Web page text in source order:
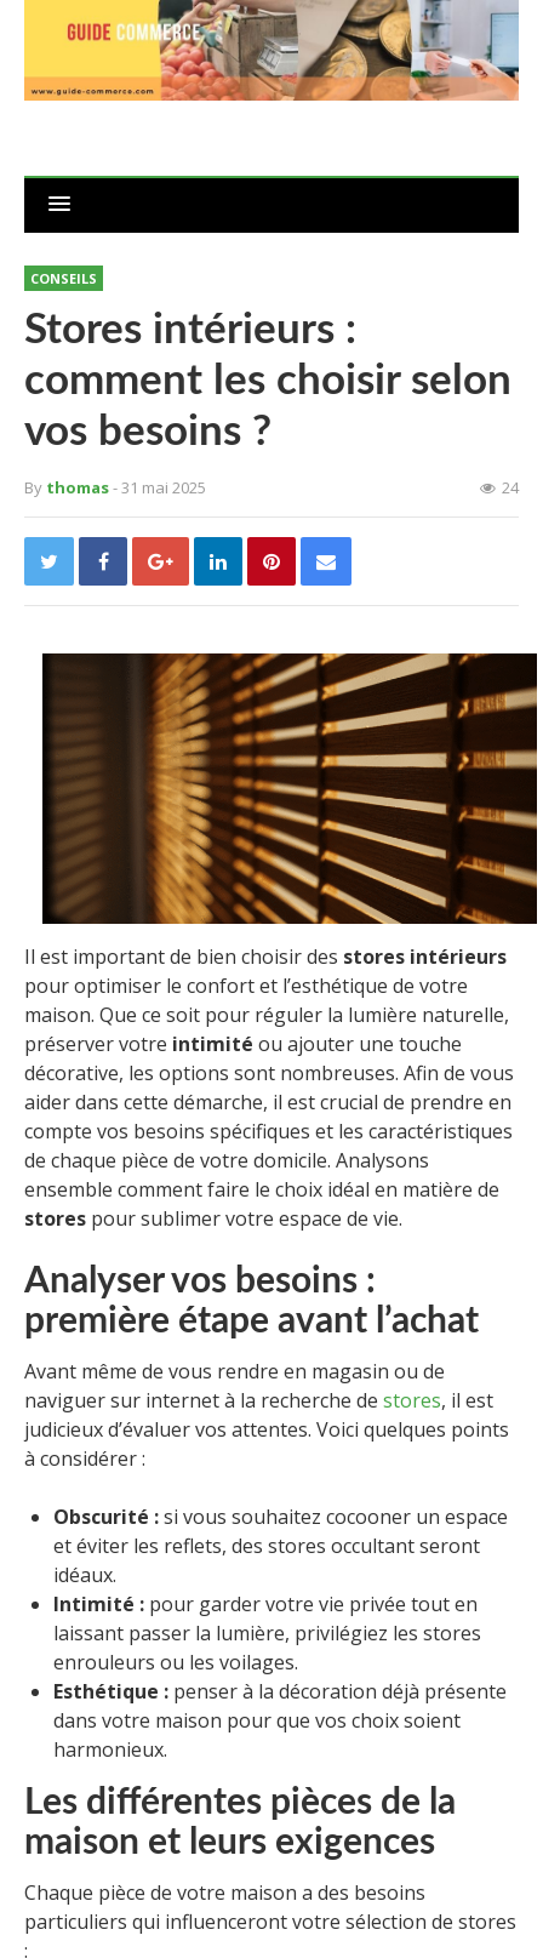
CONSEILS
Stores intérieurs :
comment les choisir selon
vos besoins ?
By thomas- 31 mai 2025 24
Il est important de bien choisir des stores intérieurs
pour optimiser le confort et l’esthétique de votre
maison. Que ce soit pour réguler la lumière naturelle,
préserver votre intimité ou ajouter une touche
décorative, les options sont nombreuses. Afin de vous
aider dans cette démarche, il est crucial de prendre en
compte vos besoins spécifiques et les caractéristiques
de chaque pièce de votre domicile. Analysons
ensemble comment faire le choix idéal en matière de
stores pour sublimer votre espace de vie.
Analyser vos besoins :
première étape avant l’achat
Avant même de vous rendre en magasin ou de
naviguer sur internet à la recherche de stores, il est
judicieux d’évaluer vos attentes. Voici quelques points
à considérer :
Obscurité :si vous souhaitez cocooner un espace
et éviter les reflets, des stores occultant seront
idéaux.
Intimité : pour garder votre vie privée tout en
laissant passer la lumière, privilégiez les stores
enrouleurs ou les voilages.
Esthétique : penser à la décoration déjà présente
dans votre maison pour que vos choix soient
harmonieux.
Les différentes pièces de la
maison et leurs exigences
Chaque pièce de votre maison a des besoins
particuliers qui influenceront votre sélection de stores
: